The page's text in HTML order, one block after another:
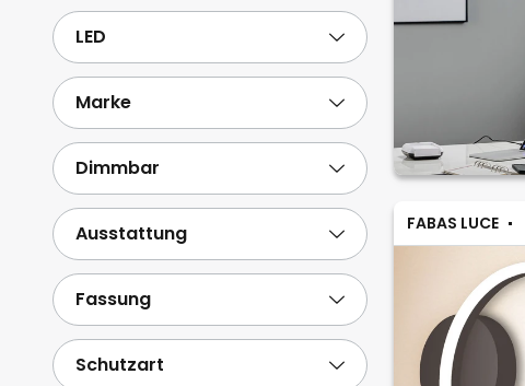
FABAS LUCE
LED
Marke
Dimmbar
Ausstattung
Fassung
Schutzart